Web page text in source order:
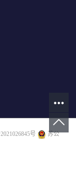
号 苏公